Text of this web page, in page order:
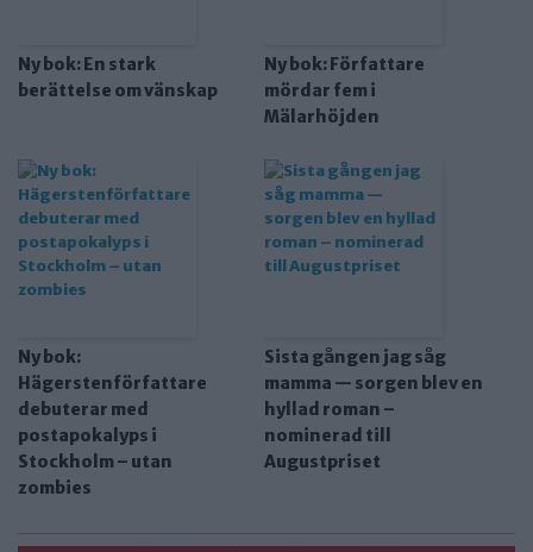
Ny bok: En stark
berättelse om vänskap
Ny bok: Författare
mördar fem i
Mälarhöjden
Ny bok:
Hägerstenförfattare
debuterar med
postapokalyps i
Stockholm – utan
zombies
Sista gången jag såg
mamma — sorgen blev en
hyllad roman –
nominerad till
Augustpriset